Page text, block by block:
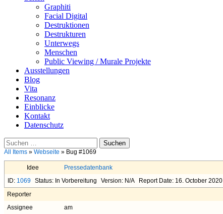
Graphiti
Facial Digital
Destruktionen
Destrukturen
Unterwegs
Menschen
Public Viewing / Murale Projekte
Ausstellungen
Blog
Vita
Resonanz
Einblicke
Kontakt
Datenschutz
Suchen
nach:
All Items » Webseite » Bug #1069
Idee
Pressedatenbank
ID: 1069 Status: In Vorbereitung Version: N/A Report Date: 16. October 2020
Reporter
Assignee
am